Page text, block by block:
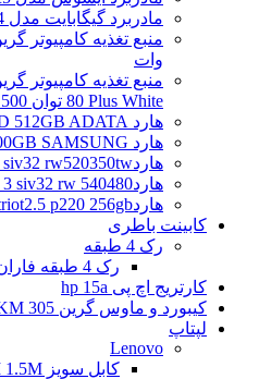
مادربرد گیگابایت مدل H510M-K V2 DDR4
وات
80 Plus White توان 500 وات
هارد SSD 512GB ADATA
هارد SSD M.2 500GB SAMSUNG
هاردkingmax ssd 128gb sata 3 siv32 rw520350tw
هاردkingmax ssd 512gb sata 3 siv32 rw 540480 فصtw
هاردssd pstriot2.5 p220 256gb
کابینت باطری
رک 4 طبقه
رک 4 طبقه فاران
کارتریج اچ پی hp 15a
کیبورد و ماوس گرین GKM 305
لپتاپ
Lenovo
کابل سویز Swizz HDMI 1.5M